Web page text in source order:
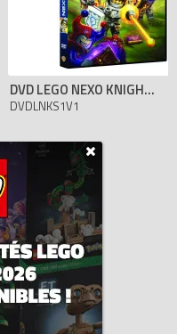
DVD LEGO NEXO KNIGHTS SAISON 1 VOLUME 1
DVDLNKS1V1